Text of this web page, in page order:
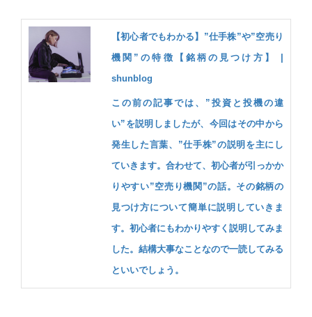
【初心者でもわかる】”仕手株”や”空売り
機関”の特徴【銘柄の見つけ方】 |
shunblog
この前の記事では、”投資と投機の違
い”を説明しましたが、今回はその中から
発生した言葉、”仕手株”の説明を主にし
ていきます。合わせて、初心者が引っかか
りやすい”空売り機関”の話。その銘柄の
見つけ方について簡単に説明していきま
す。初心者にもわかりやすく説明してみま
した。結構大事なことなので一読してみる
といいでしょう。